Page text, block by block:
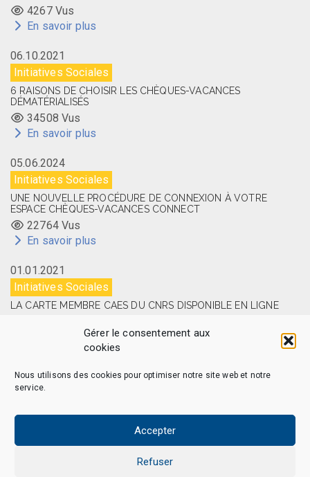
Gérer le consentement aux
cookies
Nous utilisons des cookies pour optimiser notre site web et notre
service.
Accepter
Refuser
4267 Vus
En savoir plus
06.10.2021
Initiatives Sociales
6 RAISONS DE CHOISIR LES CHÈQUES-VACANCES
DÉMATÉRIALISÉS
34508 Vus
En savoir plus
05.06.2024
Initiatives Sociales
UNE NOUVELLE PROCÉDURE DE CONNEXION À VOTRE
ESPACE CHÈQUES-VACANCES CONNECT
22764 Vus
En savoir plus
01.01.2021
Initiatives Sociales
LA CARTE MEMBRE CAES DU CNRS DISPONIBLE EN LIGNE
En savoir plus
Politique de confidentialité
Politique de cookies (EU)
Nous Contacter